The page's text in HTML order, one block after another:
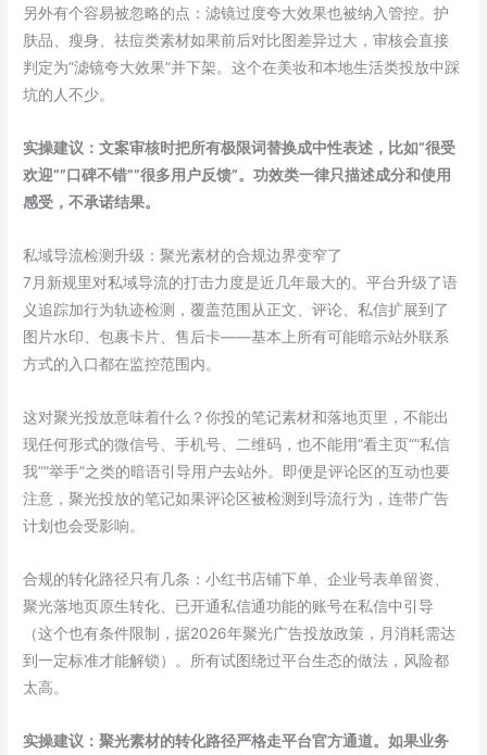
另外有个容易被忽略的点：滤镜过度夸大效果也被纳入管控。护
肤品、瘦身、祛痘类素材如果前后对比图差异过大，审核会直接
判定为”滤镜夸大效果”并下架。这个在美妆和本地生活类投放中踩
坑的人不少。
实操建议：文案审核时把所有极限词替换成中性表述，比如”很受
欢迎””口碑不错””很多用户反馈”。功效类一律只描述成分和使用
感受，不承诺结果。
私域导流检测升级：聚光素材的合规边界变窄了
7月新规里对私域导流的打击力度是近几年最大的。平台升级了语
义追踪加行为轨迹检测，覆盖范围从正文、评论、私信扩展到了
图片水印、包裹卡片、售后卡——基本上所有可能暗示站外联系
方式的入口都在监控范围内。
这对聚光投放意味着什么？你投的笔记素材和落地页里，不能出
现任何形式的微信号、手机号、二维码，也不能用”看主页””私信
我””举手”之类的暗语引导用户去站外。即便是评论区的互动也要
注意，聚光投放的笔记如果评论区被检测到导流行为，连带广告
计划也会受影响。
合规的转化路径只有几条：小红书店铺下单、企业号表单留资、
聚光落地页原生转化、已开通私信通功能的账号在私信中引导
（这个也有条件限制，据2026年聚光广告投放政策，月消耗需达
到一定标准才能解锁）。所有试图绕过平台生态的做法，风险都
太高。
实操建议：聚光素材的转化路径严格走平台官方通道。如果业务